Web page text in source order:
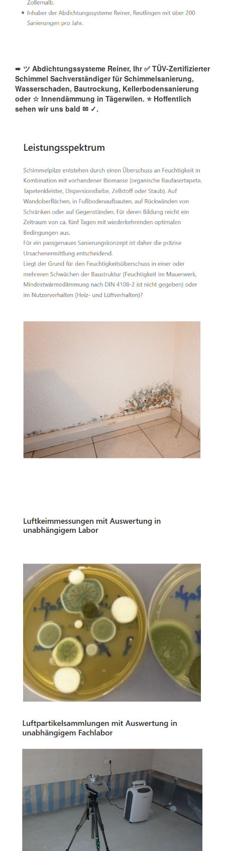
➨ ツ Abdichtungssysteme Reiner, Ihr ✅ TÜV-Zertifizierter
Schimmel Sachverständiger für Schimmelsanierung,
Wasserschaden, Bautrockung, Kellerbodensanierung
oder ☆ Innendämmung in Tägerwilen. ⭐ Hoffentlich
sehen wir uns bald ✉ ✓️.